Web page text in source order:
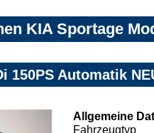
KIA Sportage
150PS Automatik
Allgemeine
Fahrzeugtyp